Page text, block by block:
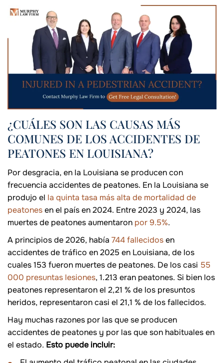
¿CUÁLES SON LAS CAUSAS MÁS
COMUNES DE LOS ACCIDENTES DE
PEATONES EN LOUISIANA?
Por desgracia, en la Louisiana se producen con
frecuencia accidentes de peatones. En la Louisiana se
produjo el la quinta tasa más alta de mortalidad de
peatonesen el país en 2024. Entre 2023 y 2024, las
muertes de peatones aumentaron por 9.5%.
A principios de 2026, había 744 fallecidosen
accidentes de tráfico en 2025 en Louisiana, de los
cuales 153 fueron muertes de peatones. De los casi 55
000 presuntas lesiones, 1.213 eran peatones. Si bien los
peatones representaron el 2,21 % de los presuntos
heridos, representaron casi el 21,1 % de los fallecidos.
Hay muchas razones por las que se producen
accidentes de peatones y por las que son habituales en
el estado. Esto puede incluir: